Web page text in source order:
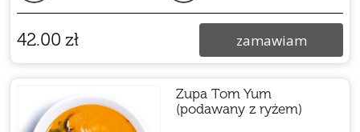
42.00 zł zamawiam
Zupa Tom Yum
(podawany z ryżem)